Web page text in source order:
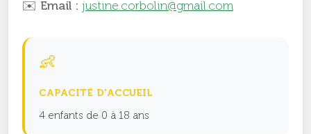
✉️ Email : justine.corbolin@gmail.com
👶
CAPACITÉ D'ACCUEIL
4 enfants de 0 à 18 ans